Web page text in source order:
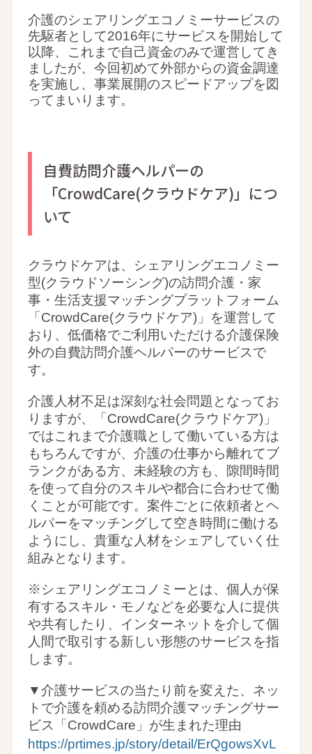
介護のシェアリングエコノミーサービスの
先駆者として2016年にサービスを開始して
以降、これまで自己資金のみで運営してき
ましたが、今回初めて外部からの資金調達
を実施し、事業展開のスピードアップを図
ってまいります。
自費訪問介護ヘルパーの
「CrowdCare(クラウドケア)」につ
いて
クラウドケアは、シェアリングエコノミー
型(クラウドソーシング)の訪問介護・家
事・生活支援マッチングプラットフォーム
「CrowdCare(クラウドケア)」を運営して
おり、低価格でご利用いただける介護保険
外の自費訪問介護ヘルパーのサービスで
す。
介護人材不足は深刻な社会問題となってお
りますが、「CrowdCare(クラウドケア)」
ではこれまで介護職として働いている方は
もちろんですが、介護の仕事から離れてブ
ランクがある方、未経験の方も、隙間時間
を使って自分のスキルや都合に合わせて働
くことが可能です。案件ごとに依頼者とヘ
ルパーをマッチングして空き時間に働ける
ようにし、貴重な人材をシェアしていく仕
組みとなります。
※シェアリングエコノミーとは、個人が保
有するスキル・モノなどを必要な人に提供
や共有したり、インターネットを介して個
人間で取引する新しい形態のサービスを指
します。
▼介護サービスの当たり前を変えた、ネッ
トで介護を頼める訪問介護マッチングサー
ビス「CrowdCare」が生まれた理由
https://prtimes.jp/story/detail/ErQgowsXvL